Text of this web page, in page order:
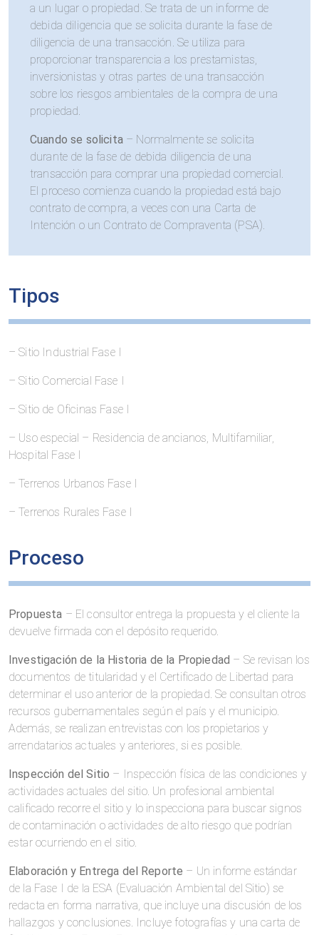
a un lugar o propiedad. Se trata de un informe de
debida diligencia que se solicita durante la fase de
diligencia de una transacción. Se utiliza para
proporcionar transparencia a los prestamistas,
inversionistas y otras partes de una transacción
sobre los riesgos ambientales de la compra de una
propiedad.
Cuando se solicita – Normalmente se solicita
durante de la fase de debida diligencia de una
transacción para comprar una propiedad comercial.
El proceso comienza cuando la propiedad está bajo
contrato de compra, a veces con una Carta de
Intención o un Contrato de Compraventa (PSA).
Tipos
– Sitio Industrial Fase I
– Sitio Comercial Fase I
– Sitio de Oficinas Fase I
– Uso especial – Residencia de ancianos, Multifamiliar,
Hospital Fase I
– Terrenos Urbanos Fase I
– Terrenos Rurales Fase I
Proceso
Propuesta – El consultor entrega la propuesta y el cliente la
devuelve firmada con el depósito requerido.
Investigación de la Historia de la Propiedad – Se revisan los
documentos de titularidad y el Certificado de Libertad para
determinar el uso anterior de la propiedad. Se consultan otros
recursos gubernamentales según el país y el municipio.
Además, se realizan entrevistas con los propietarios y
arrendatarios actuales y anteriores, si es posible.
Inspección del Sitio – Inspección física de las condiciones y
actividades actuales del sitio. Un profesional ambiental
calificado recorre el sitio y lo inspecciona para buscar signos
de contaminación o actividades de alto riesgo que podrían
estar ocurriendo en el sitio.
Elaboración y Entrega del Reporte – Un informe estándar
de la Fase I de la ESA (Evaluación Ambiental del Sitio) se
redacta en forma narrativa, que incluye una discusión de los
hallazgos y conclusiones. Incluye fotografías y una carta de